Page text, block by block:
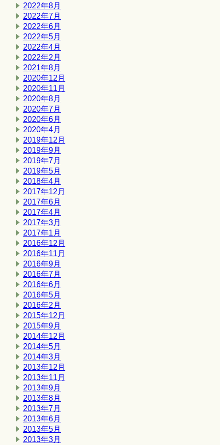
2022年8月
2022年7月
2022年6月
2022年5月
2022年4月
2022年2月
2021年8月
2020年12月
2020年11月
2020年8月
2020年7月
2020年6月
2020年4月
2019年12月
2019年9月
2019年7月
2019年5月
2018年4月
2017年12月
2017年6月
2017年4月
2017年3月
2017年1月
2016年12月
2016年11月
2016年9月
2016年7月
2016年6月
2016年5月
2016年2月
2015年12月
2015年9月
2014年12月
2014年5月
2014年3月
2013年12月
2013年11月
2013年9月
2013年8月
2013年7月
2013年6月
2013年5月
2013年3月